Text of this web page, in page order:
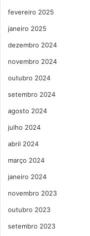
fevereiro 2025
janeiro 2025
dezembro 2024
novembro 2024
outubro 2024
setembro 2024
agosto 2024
julho 2024
abril 2024
março 2024
janeiro 2024
novembro 2023
outubro 2023
setembro 2023